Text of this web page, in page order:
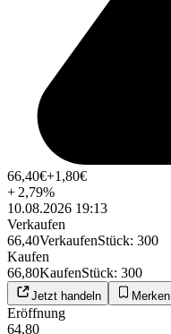
66,40€+1,80€
+ 2,79%
10.08.2026 19:13
Verkaufen
66,40VerkaufenStück: 300
Kaufen
66,80KaufenStück: 300
Jetzt handeln Merken
Eröffnung
64,80